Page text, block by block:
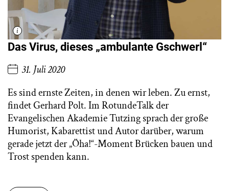
Das Virus, dieses „ambulante Gschwerl“
31. Juli 2020
Es sind ernste Zeiten, in denen wir leben. Zu ernst,
findet Gerhard Polt. Im RotundeTalk der
Evangelischen Akademie Tutzing sprach der große
Humorist, Kabarettist und Autor darüber, warum
gerade jetzt der „Öha!“-Moment Brücken bauen und
Trost spenden kann.